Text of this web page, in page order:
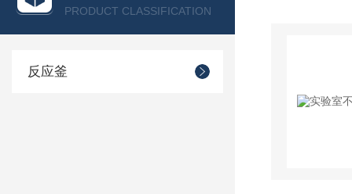
PRODUCT CLASSIFICATION
反应釜